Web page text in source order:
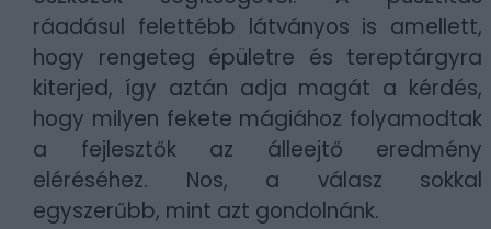
ráadásul felettébb látványos is amellett,
hogy rengeteg épületre és tereptárgyra
kiterjed, így aztán adja magát a kérdés,
hogy milyen fekete mágiához folyamodtak
a fejlesztők az álleejtő eredmény
eléréséhez. Nos, a válasz sokkal
egyszerűbb, mint azt gondolnánk.